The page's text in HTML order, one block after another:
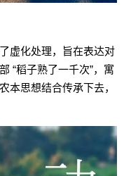
虚化处理，旨在表达对
“稻子熟了一千次”，寓
本思想结合传承下去，